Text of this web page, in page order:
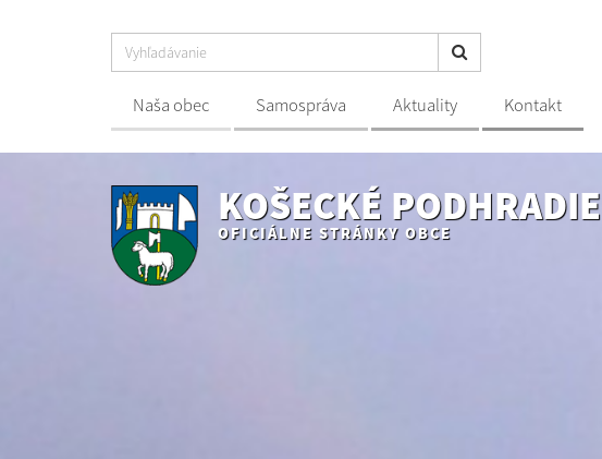
Naša obec Samospráva Aktuality Kontakt
KOŠECKÉ PODHRADIE
OFICIÁLNE STRÁNKY OBCE